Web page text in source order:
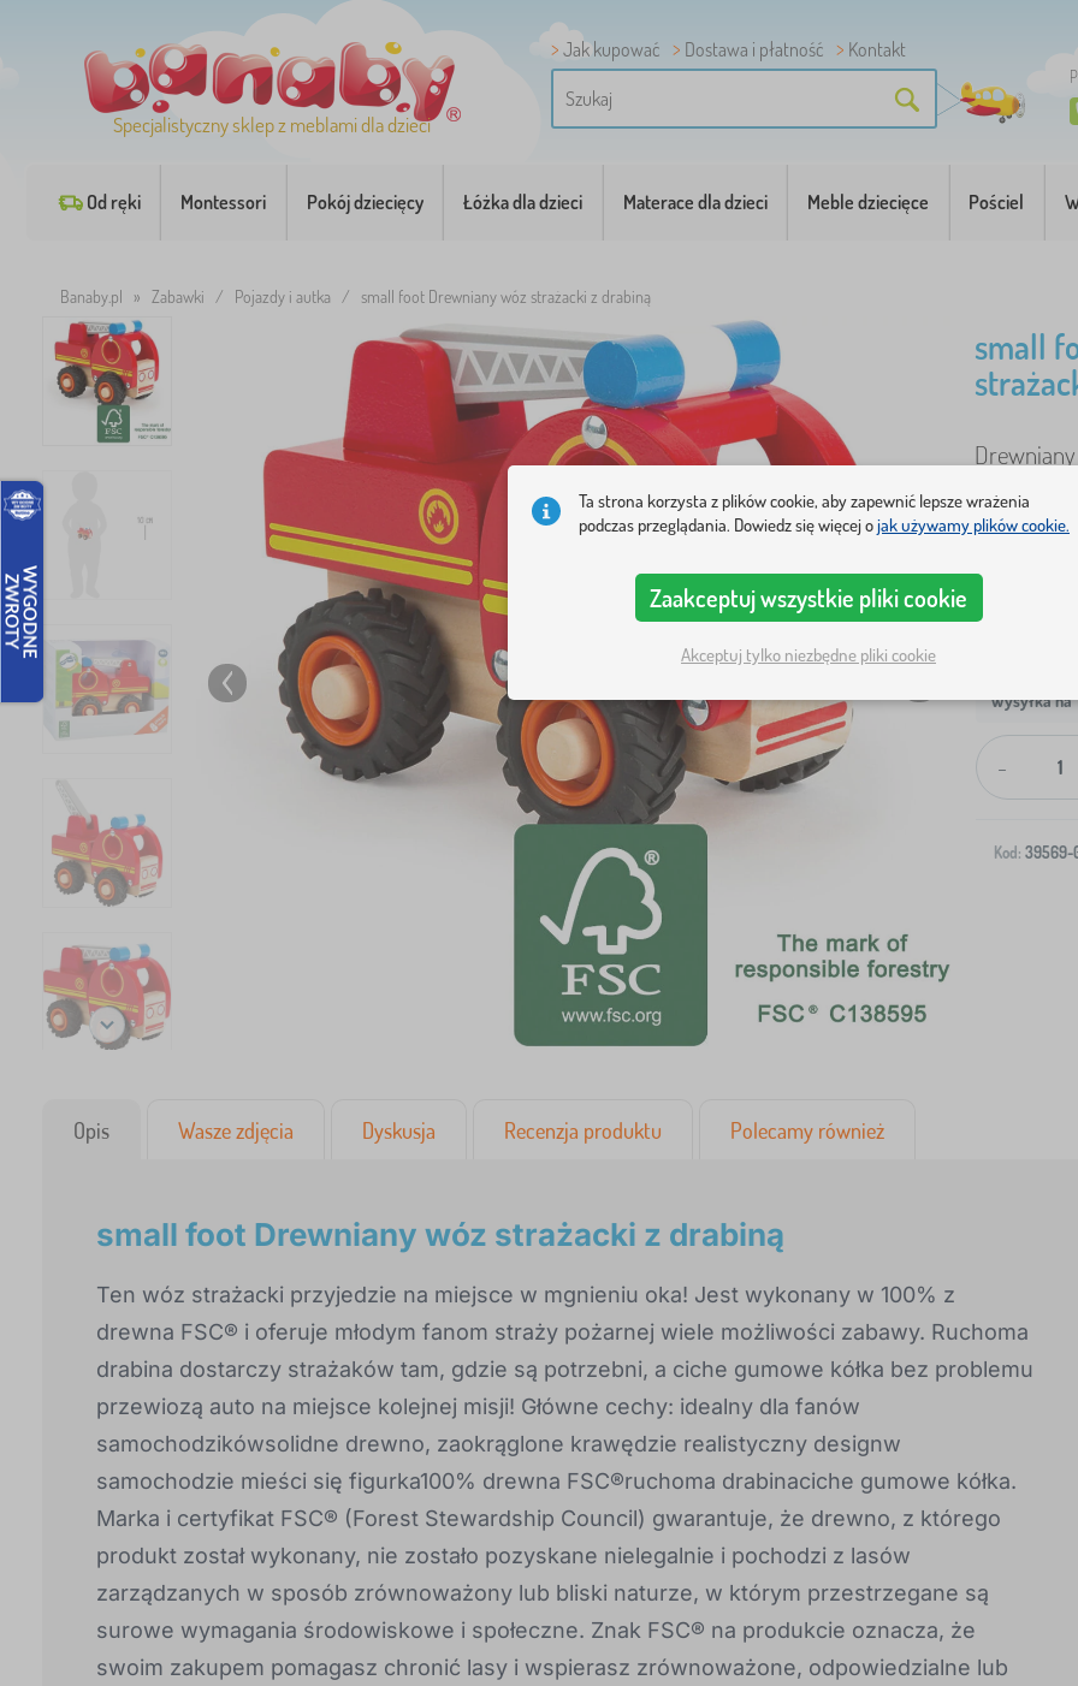
Specjalistyczny sklep z meblami dla dzieci
Jak kupować Dostawa i płatność Kontakt
Od ręki Montessori Pokój dziecięcy Łóżka dla dzieci Materace dla dzieci Meble dziecięce Pościel
Banaby.pl » Zabawki / Pojazdy i autka / small foot Drewniany wóz strażacki z drabiną
small
więcej
Wysyłka na
-
Kod: 39569-
Opis Wasze zdjęcia Dyskusja Recenzja produktu Polecamy również
small foot Drewniany wóz strażacki z drabiną
Ten wóz strażacki przyjedzie na miejsce w mgnieniu oka! Jest wykonany w 100% z
drewna FSC® i oferuje młodym fanom straży pożarnej wiele możliwości zabawy. Ruchoma
drabina dostarczy strażaków tam, gdzie są potrzebni, a ciche gumowe kółka bez problemu
przewiozą auto na miejsce kolejnej misji! Główne cechy: idealny dla fanów
samochodzikówsolidne drewno, zaokrąglone krawędzie realistyczny designw
samochodzie mieści się figurka100% drewna FSC®ruchoma drabinaciche gumowe kółka.
Marka i certyfikat FSC® (Forest Stewardship Council) gwarantuje, że drewno, z którego
produkt został wykonany, nie zostało pozyskane nielegalnie i pochodzi z lasów
zarządzanych w sposób zrównoważony lub bliski naturze, w którym przestrzegane są
surowe wymagania środowiskowe i społeczne. Znak FSC® na produkcie oznacza, że
swoim zakupem pomagasz chronić lasy i wspierasz zrównoważone, odpowiedzialne lub
Ta strona korzysta z plików cookie, aby zapewnić lepsze wrażenia
podczas przeglądania. Dowiedz się więcej ojak używamy plików cookie.
Zaakceptuj wszystkie pliki cookie
Akceptuj tylko niezbędne pliki cookie